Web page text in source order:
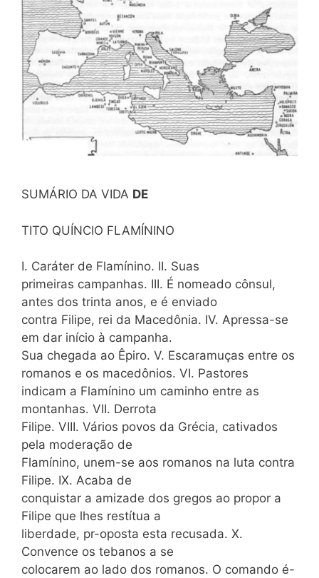
SUMÁRIO DA VIDA DE
TITO QUÍNCIO FLAMÍNINO
I. Caráter de Flamínino. II. Suas
primeiras campanhas. III. É nomeado cônsul,
antes dos trinta anos, e é enviado
contra Filipe, rei da Macedônia. IV. Apressa-se
em dar início à campanha.
Sua chegada ao Êpiro. V. Escaramuças entre os
romanos e os macedônios. VI. Pastores
indicam a Flamínino um caminho entre as
montanhas. VII. Derrota
Filipe. VIII. Vários povos da Grécia, cativados
pela moderação de
Flamínino, unem-se aos romanos na luta contra
Filipe. IX. Acaba de
conquistar a amizade dos gregos ao propor a
Filipe que lhes restítua a
liberdade, pr-oposta esta recusada. X.
Convence os tebanos a se
colocarem ao lado dos romanos. O comando é-